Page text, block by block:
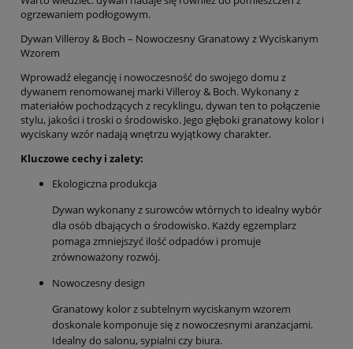
ogrzewaniem podłogowym.
Dywan Villeroy & Boch – Nowoczesny Granatowy z Wyciskanym
Wzorem
Wprowadź elegancję i nowoczesność do swojego domu z
dywanem renomowanej marki Villeroy & Boch. Wykonany z
materiałów pochodzących z recyklingu, dywan ten to połączenie
stylu, jakości i troski o środowisko. Jego głęboki granatowy kolor i
wyciskany wzór nadają wnętrzu wyjątkowy charakter.
Kluczowe cechy i zalety:
Ekologiczna produkcja
Dywan wykonany z surowców wtórnych to idealny wybór
dla osób dbających o środowisko. Każdy egzemplarz
pomaga zmniejszyć ilość odpadów i promuje
zrównoważony rozwój.
Nowoczesny design
Granatowy kolor z subtelnym wyciskanym wzorem
doskonale komponuje się z nowoczesnymi aranżacjami.
Idealny do salonu, sypialni czy biura.